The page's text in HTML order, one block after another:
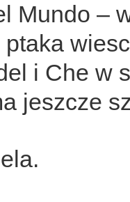
Mundo –
i Che w
jeszcze